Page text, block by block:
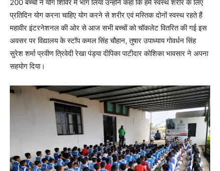
200 बच्चों ने योग शिविर में भाग लिया उन्होंने कहा कि हमें स्वस्थ शरीर के लिए
प्रतिदिन योग करना चाहिए योग करने से शरीर एवं मस्तिक दोनों स्वस्थ रहते हैं
महावीर इंटरनेशनल की ओर से आज सभी बच्चों को चॉकलेट वितरित की गई इस
अवसर पर विद्यालय के स्टॉप कमल सिंह चौहान, तुषार उपाध्याय गोवर्धन सिंह
सुरेश शर्मा प्रवीण त्रिवेदी रेखा पंड्या दीपिका पाटीदार कोशिका भावसार ने अपना
सहयोग दिया।